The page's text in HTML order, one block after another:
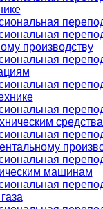
производству
машинам